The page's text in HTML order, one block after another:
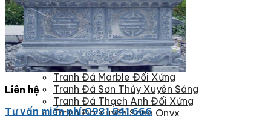
Đá Ốp Mộ
Đá Ốp Thang Máy
Đá Ốp Bàn Bếp Nhân Tạo
Đá Ốp Bếp Tự Nhiên
Tranh đá
Tranh Đá Granite Đối Xứng
Tranh Đá Marble Đối Xứng
Tranh Đá Sơn Thủy Xuyên Sáng
Tranh Đá Thạch Anh Đối Xứng
Tranh Đá Xuyên Sáng Onyx
Liên hệ
Tư vấn miến phí:0931 541 666